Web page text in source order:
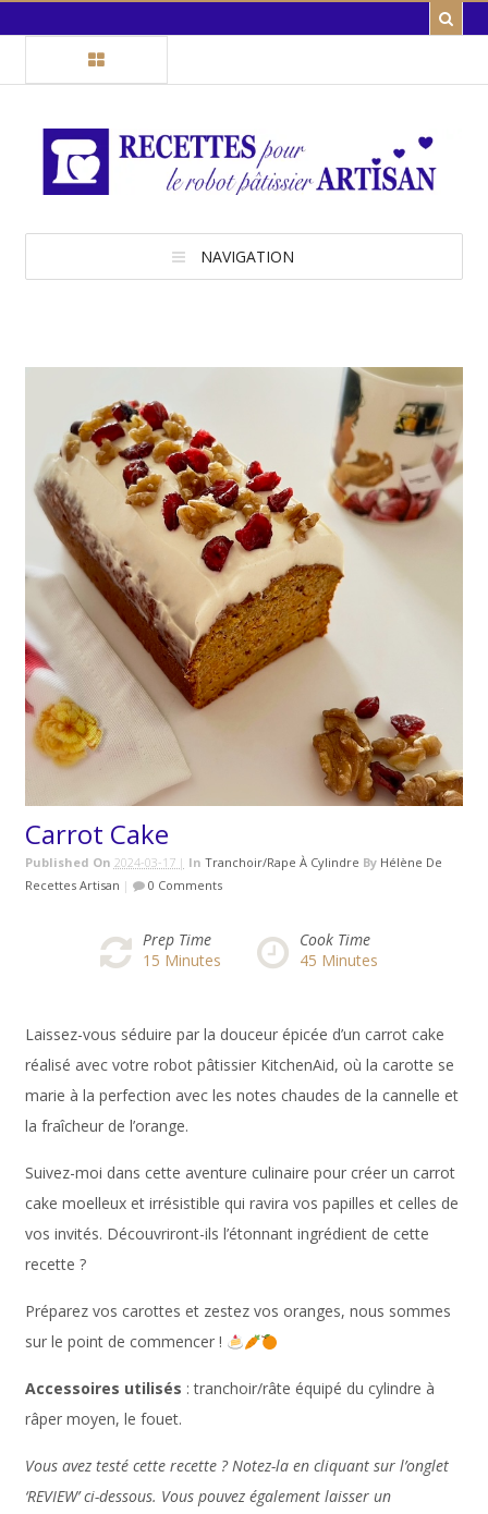
NAVIGATION
Carrot Cake
Published On 2024-03-17 | In Tranchoir/rape À Cylindre By Hélène De
Recettes Artisan | 0 Comments
Prep Time
15 Minutes
Cook Time
45 Minutes
Laissez-vous séduire par la douceur épicée d’un carrot cake
réalisé avec votre robot pâtissier KitchenAid, où la carotte se
marie à la perfection avec les notes chaudes de la cannelle et
la fraîcheur de l’orange.
Suivez-moi dans cette aventure culinaire pour créer un carrot
cake moelleux et irrésistible qui ravira vos papilles et celles de
vos invités. Découvriront-ils l’étonnant ingrédient de cette
recette ?
Préparez vos carottes et zestez vos oranges, nous sommes
sur le point de commencer !
Accessoires utilisés : tranchoir/râte équipé du cylindre à
râper moyen, le fouet.
Vous avez testé cette recette ? Notez-la en cliquant sur l’onglet
‘REVIEW’ ci-dessous. Vous pouvez également laisser un